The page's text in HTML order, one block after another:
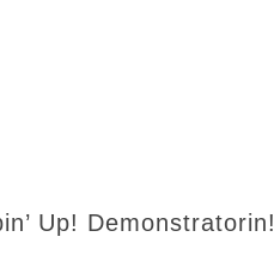
Up! Demonstratorin!